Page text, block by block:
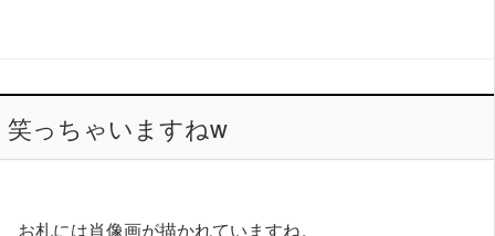
笑っちゃいますねw
お札には肖像画が描かれていますね。